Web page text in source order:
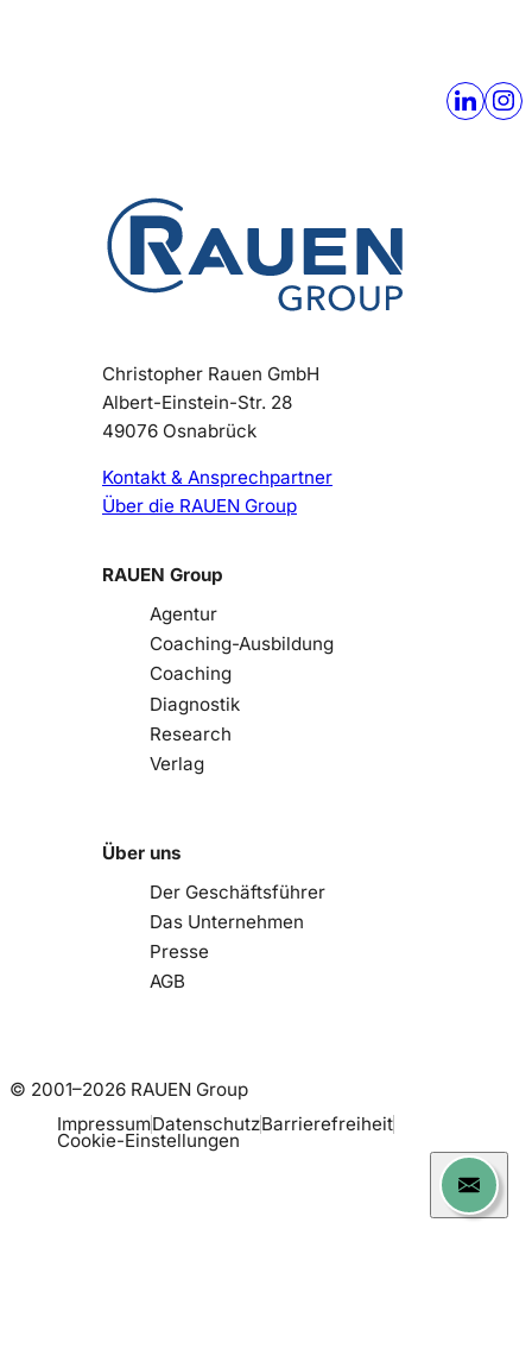
Christopher Rauen GmbH
Albert-Einstein-Str. 28
49076 Osnabrück
Kontakt & Ansprechpartner
Über die RAUEN Group
RAUEN Group
Agentur
Coaching-Ausbildung
Coaching
Diagnostik
Research
Verlag
Über uns
Der Geschäftsführer
Das Unternehmen
Presse
AGB
© 2001–2026 RAUEN Group
ImpressumDatenschutzBarrierefreiheit
Cookie-Einstellungen